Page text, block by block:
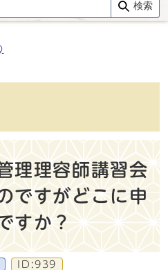
検索
理理容師講習会
ですがどこに申
すか？
ID:939